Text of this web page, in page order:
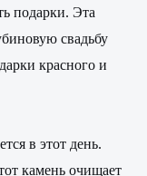
подарки. Эта
свадьбу
красного и
в этот день.
камень очищает